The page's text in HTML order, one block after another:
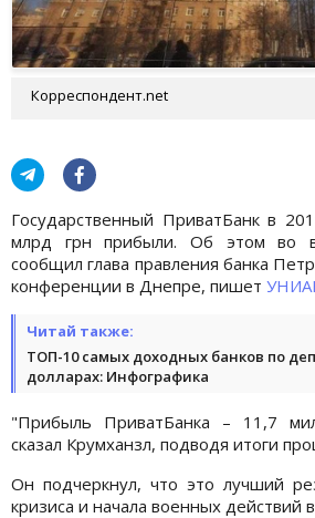
Корреспондент.net
Государственный ПриватБанк в
млрд грн прибыли. Об этом во
сообщил глава правления банка
конференции в Днепре, пишет
Читай также:
ТОП-10 самых доходных банков по
долларах: Инфографика
"Прибыль ПриватБанка – 11,7
сказал Крумханзл, подводя итоги
Он подчеркнул, что это лучший
кризиса и начала военных действий